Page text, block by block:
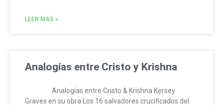
LEER MÁS »
Analogías entre Cristo y Krishna
Analogías entre Cristo & Krishna Kersey
Graves en su obra Los 16 salvadores crucificados del